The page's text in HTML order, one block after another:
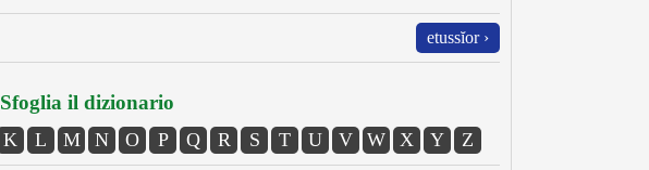
etussĭor ›
Sfoglia il dizionario
K L M N O P Q R S T U V W X Y Z